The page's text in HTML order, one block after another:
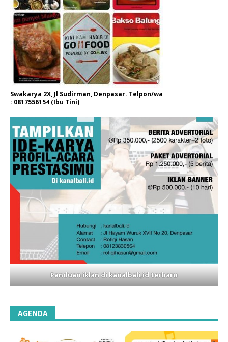
Swakarya 2X, Jl Sudirman, Denpasar. Telpon/wa
: 0817556154 (Ibu Tini)
Panduan iklan di kanalbali,id terbaru
AGENDA